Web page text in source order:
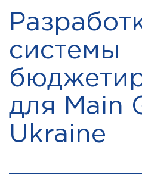
системы
для Main
Ukraine